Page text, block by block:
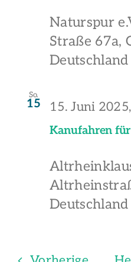
Naturspur
Straße 67a,
Deutschland
So.
15
Kanufahren
15. Juni
Deutschland